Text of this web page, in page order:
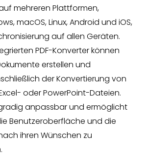
mehreren Plattformen,
macOS, Linux, Android und iOS,
auf allen Geräten.
PDF-Konverter können
erstellen und
der Konvertierung von
oder PowerPoint-Dateien.
anpassbar und ermöglicht
Benutzeroberfläche und die
ihren Wünschen zu